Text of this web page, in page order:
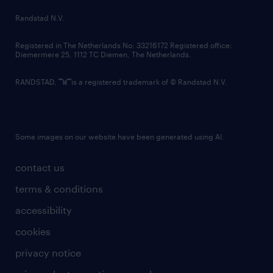
country websites
contact us
terms & conditions
accessibility
cookies
privacy notice
Randstad N.V.
Registered in The Netherlands No: 33216172 Registered office:
Diemermere 25, 1112 TC Diemen, The Netherlands.
RANDSTAD, is a registered trademark of © Randstad N.V.
Some images on our website have been generated using AI.